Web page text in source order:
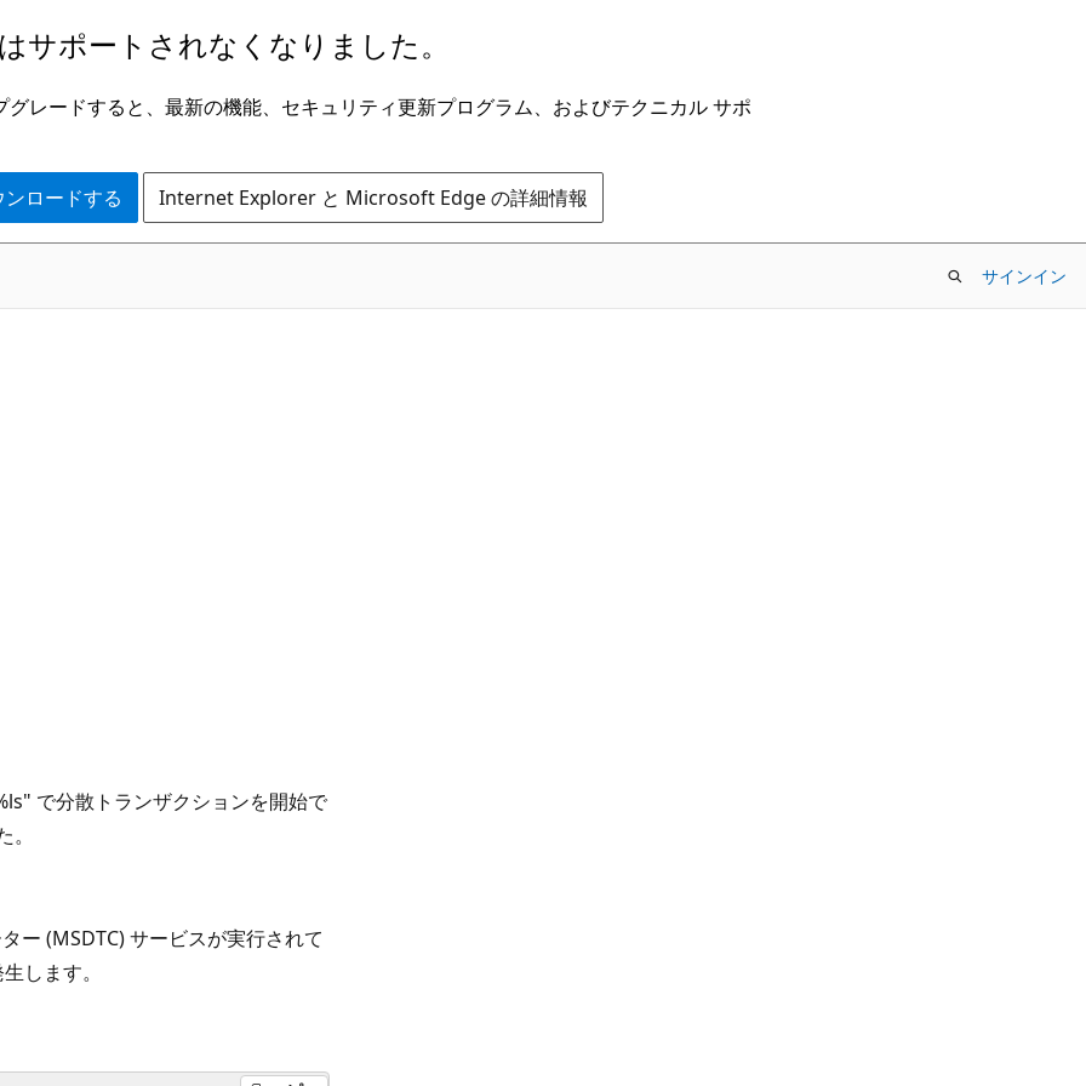
サポートされなくなりました。
レードすると、最新の機能、セキュリティ更新プログラム、およびテクニカル サポ
ロードする Internet Explorer と Microsoft Edge の詳細情報
サインイン
で分散トランザクションを開始で
ー (MSDTC) サービスが実行されて
します。